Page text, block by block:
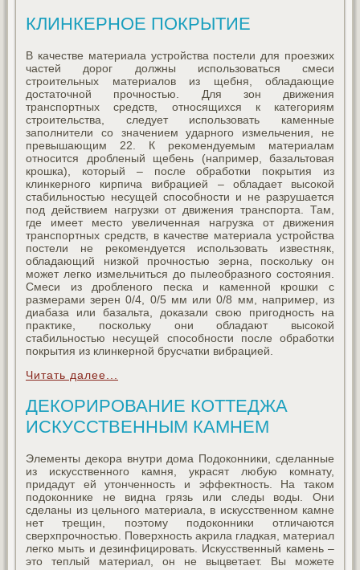
КЛИНКЕРНОЕ ПОКРЫТИЕ
В качестве материала устройства постели для проезжих
частей дорог должны использоваться смеси
строительных материалов из щебня, обладающие
достаточной прочностью. Для зон движения
транспортных средств, относящихся к категориям
строительства, следует использовать каменные
заполнители со значением ударного измельчения, не
превышающим 22. К рекомендуемым материалам
относится дробленый щебень (например, базальтовая
крошка), который – после обработки покрытия из
клинкерного кирпича вибрацией – обладает высокой
стабильностью несущей способности и не разрушается
под действием нагрузки от движения транспорта. Там,
где имеет место увеличенная нагрузка от движения
транспортных средств, в качестве материала устройства
постели не рекомендуется использовать известняк,
обладающий низкой прочностью зерна, поскольку он
может легко измельчиться до пылеобразного состояния.
Смеси из дробленого песка и каменной крошки с
размерами зерен 0/4, 0/5 мм или 0/8 мм, например, из
диабаза или базальта, доказали свою пригодность на
практике, поскольку они обладают высокой
стабильностью несущей способности после обработки
покрытия из клинкерной брусчатки вибрацией.
Читать далее...
ДЕКОРИРОВАНИЕ КОТТЕДЖА
ИСКУССТВЕННЫМ КАМНЕМ
Элементы декора внутри дома Подоконники, сделанные
из искусственного камня, украсят любую комнату,
придадут ей утонченность и эффектность. На таком
подоконнике не видна грязь или следы воды. Они
сделаны из цельного материала, в искусственном камне
нет трещин, поэтому подоконники отличаются
сверхпрочностью. Поверхность акрила гладкая, материал
легко мыть и дезинфицировать. Искусственный камень –
это теплый материал, он не выцветает. Вы можете